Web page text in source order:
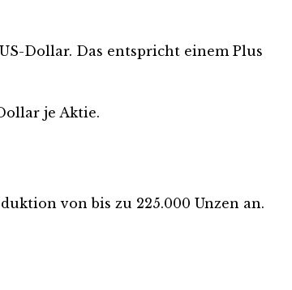
Dollar. Das entspricht einem Plus
je Aktie.
von bis zu 225.000 Unzen an.